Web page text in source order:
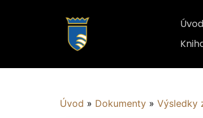
Úvod
Úvod » Dokumenty » Výsledky